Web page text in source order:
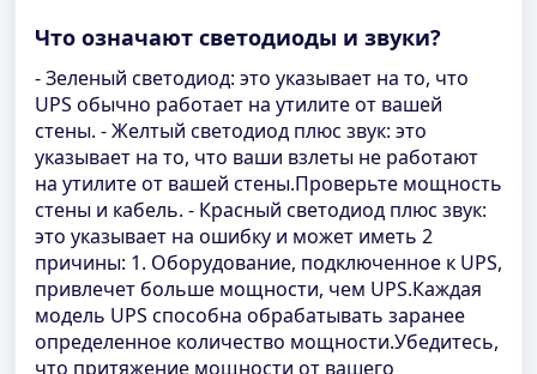
Что означают светодиоды и звуки?
- Зеленый светодиод: это указывает на то, что
UPS обычно работает на утилите от вашей
стены. - Желтый светодиод плюс звук: это
указывает на то, что ваши взлеты не работают
на утилите от вашей стены.Проверьте мощность
стены и кабель. - Красный светодиод плюс звук:
это указывает на ошибку и может иметь 2
причины: 1. Оборудование, подключенное к UPS,
привлечет больше мощности, чем UPS.Каждая
модель UPS способна обрабатывать заранее
определенное количество мощности.Убедитесь,
что притяжение мощности от вашего